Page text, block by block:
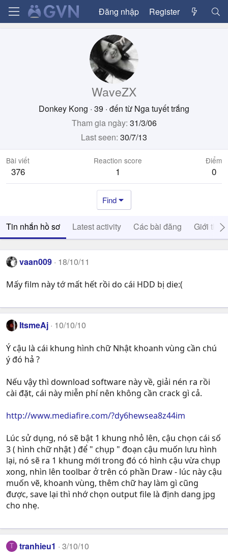
Đăng nhập Register
WaveZX
Donkey Kong · 39 · đến từ Nga tuyết trắng
Tham gia ngày 31/3/06
Last seen 30/7/13
Bài viết
376
Reaction score
1
Điểm
0
Find
Tin nhắn hồ sơ Latest activity Các bài đăng Giới thiệu
vaan009 18/10/11
Mấy film này tớ mất hết rồi do cái HDD bị die:(
ItsmeAj 10/10/10
Ý cậu là cái khung hình chữ Nhật khoanh vùng cần chú
ý đó hả ?
Nếu vậy thì download software này về, giải nén ra rồi
cài đặt, cái này miễn phí nên không cần crack gì cả.
http://www.mediafire.com/?dy6hewsea8z44im
Lúc sử dụng, nó sẽ bật 1 khung nhỏ lên, cậu chọn cái số
3 ( hình chữ nhật ) để " chụp " đoạn cậu muốn lưu hình
lại, nó sẽ ra 1 khung mới trong đó có hình cậu vừa chụp
xong, nhìn lên toolbar ở trên có phần Draw - lúc này cậu
muốn vẽ, khoanh vùng, thêm chữ hay làm gì cũng
được, save lại thì nhớ chọn output file là định dang jpg
cho nhẹ.
T tranhieu1 3/10/10